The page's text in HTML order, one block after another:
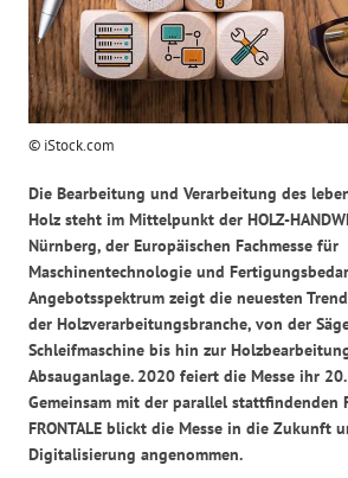
© iStock.com
Die Bearbeitung und Verarbeitung des
Holz steht im Mittelpunkt der HOLZ-
Nürnberg, der Europäischen Fachmesse für
Maschinentechnologie und
Angebotsspektrum zeigt die neuesten
der Holzverarbeitungsbranche, von der
Schleifmaschine bis hin zur
Absauganlage. 2020 feiert die Messe ihr
Gemeinsam mit der parallel stattfindenden
FRONTALE blickt die Messe in die Zukunft
Digitalisierung angenommen.